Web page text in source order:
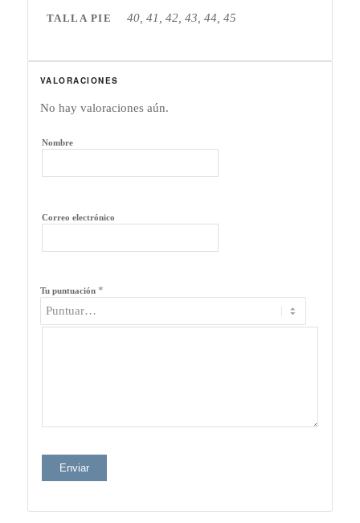
TALLA PIE 40, 41, 42, 43, 44, 45
VALORACIONES
No hay valoraciones aún.
Nombre
Correo electrónico
Tu puntuación *